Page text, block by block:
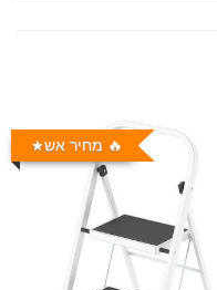
🔥 מחיר אש